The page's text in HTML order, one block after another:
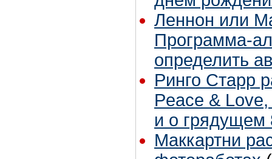
Леннон или
Программа-
определить
Ринго Старр
Peace &
и о грядущем
Маккартни